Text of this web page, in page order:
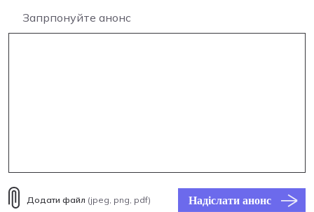
Запрпонуйте анонс
Додати файл (jpeg, png, pdf) Надіслати анонс